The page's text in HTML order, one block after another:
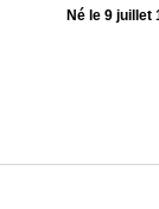
Né le 9 juillet